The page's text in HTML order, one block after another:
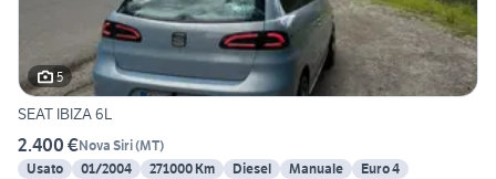
5
SEAT IBIZA 6L
2.400 €Nova Siri(MT)
Usato
01/2004 271000 Km Diesel Manuale Euro 4